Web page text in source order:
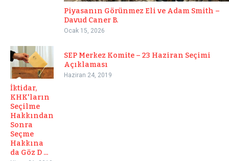
Piyasanın Görünmez Eli ve Adam Smith –
Davud Caner B.
Ocak 15, 2026
İktidar,
KHK'ların
Seçilme
Hakkından
Sonra
Seçme
Hakkına
da Göz D ...
SEP Merkez Komite – 23 Haziran Seçimi
Açıklaması
Haziran 24, 2019